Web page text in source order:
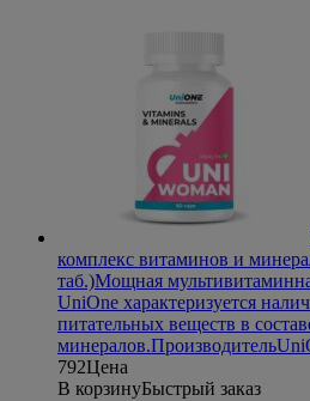
комплекс витаминов и
таб.)Мощная
UniOne характеризуется
питательных веществ в
минералов.Производитель
792Цена
В корзинуБыстрый заказ